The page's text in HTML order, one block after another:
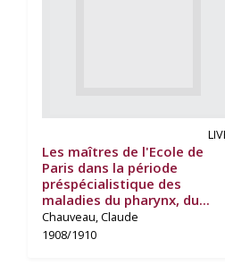
Les maîtres de l'Ecole de
Paris dans la période
préspécialistique des
maladies du pharynx, du...
Chauveau, Claude
1908/1910